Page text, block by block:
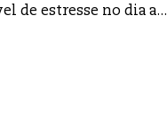
de estresse no dia a...